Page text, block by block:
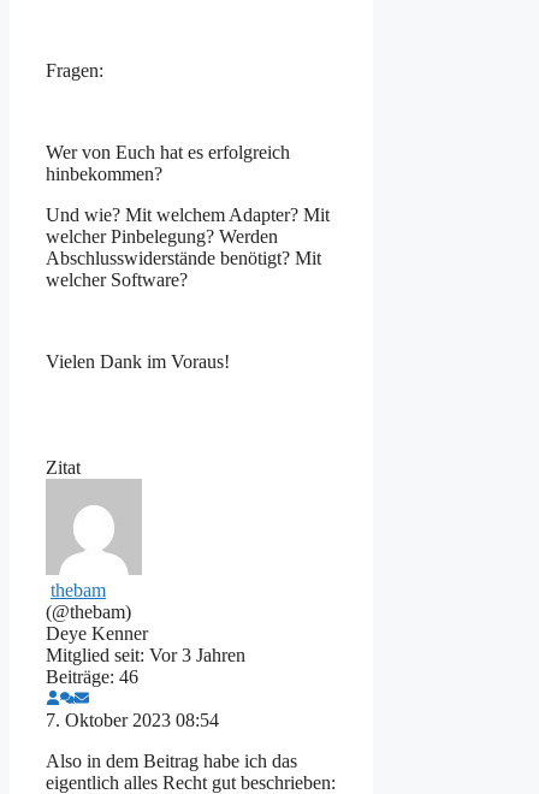
Fragen:
Wer von Euch hat es erfolgreich
hinbekommen?
Und wie? Mit welchem Adapter? Mit
welcher Pinbelegung? Werden
Abschlusswiderstände benötigt? Mit
welcher Software?
Vielen Dank im Voraus!
Zitat
thebam
(@thebam)
Deye Kenner
Mitglied seit: Vor 3 Jahren
Beiträge: 46
7. Oktober 2023 08:54
Also in dem Beitrag habe ich das
eigentlich alles Recht gut beschrieben: